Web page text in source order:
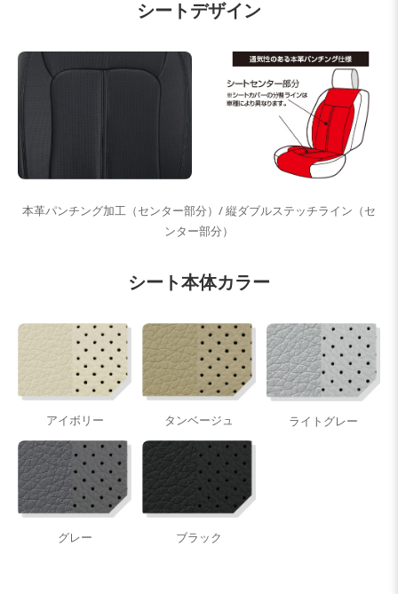
シートデザイン
本革パンチング加工（センター部分）/ 縦ダブルステッチライン（セ
ンター部分）
シート本体カラー
アイボリー タンベージュ ライトグレー
グレー ブラック